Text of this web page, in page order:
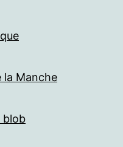
la Manche
blob